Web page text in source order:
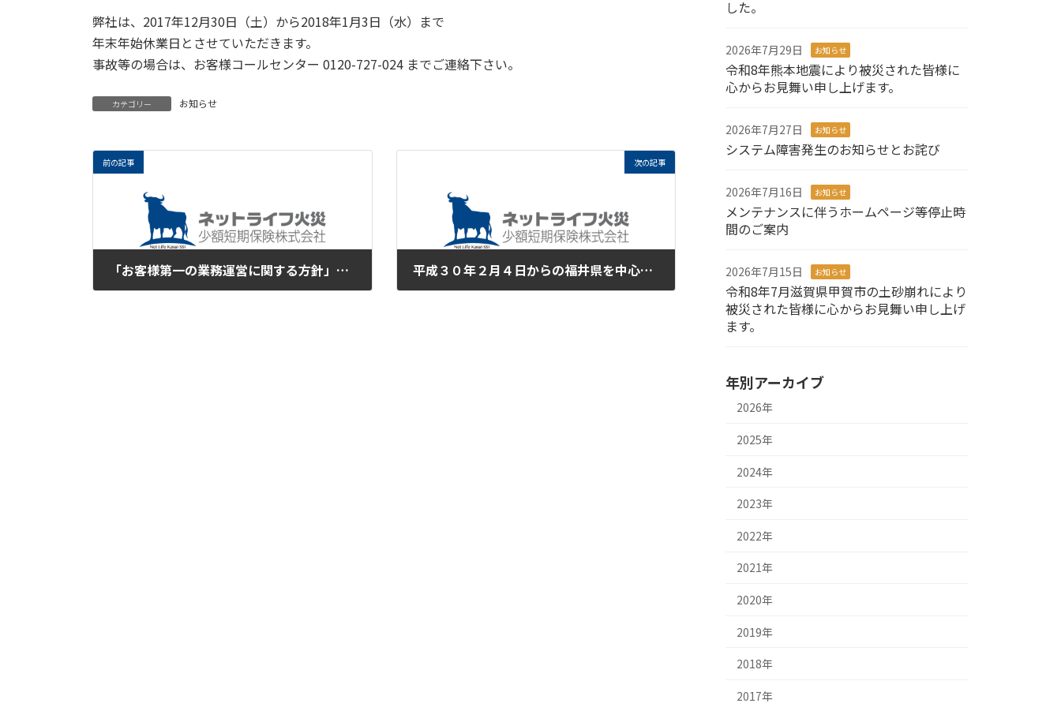
弊社は、2017年12月30日（土）から2018年1月3日（水）まで
年末年始休業日とさせていただきます。
事故等の場合は、お客様コールセンター 0120-727-024 までご連絡下さい。
カテゴリー お知らせ
前の記事
「お客様第一の業務運営に関する方針」について。
次の記事
平成３０年２月４日からの福井県を中心とした大雪による災害で被災された皆様に心からお見舞い申し上げます。
した。
2026年7月29日 お知らせ
令和8年熊本地震により被災された皆様に
心からお見舞い申し上げます。
2026年7月27日 お知らせ
システム障害発生のお知らせとお詫び
2026年7月16日 お知らせ
メンテナンスに伴うホームページ等停止時
間のご案内
2026年7月15日 お知らせ
令和8年7月滋賀県甲賀市の土砂崩れにより
被災された皆様に心からお見舞い申し上げ
ます。
年別アーカイブ
2026年
2025年
2024年
2023年
2022年
2021年
2020年
2019年
2018年
2017年